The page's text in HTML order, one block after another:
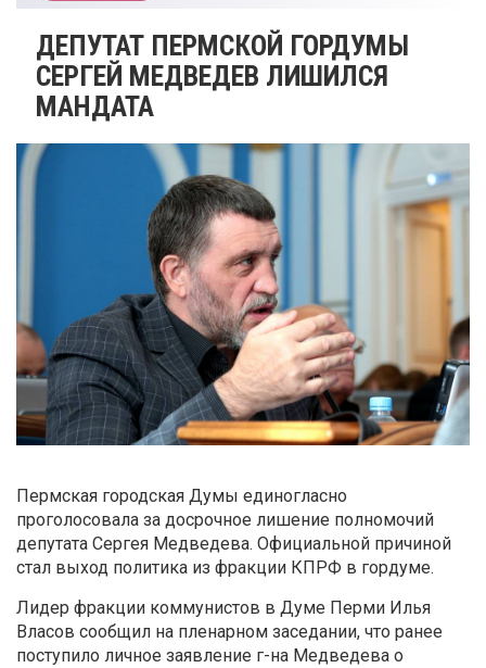
​ДЕПУТАТ ПЕРМСКОЙ ГОРДУМЫ
СЕРГЕЙ МЕДВЕДЕВ ЛИШИЛСЯ
МАНДАТА
Пермская городская Думы единогласно
проголосовала за досрочное лишение полномочий
депутата Сергея Медведева. Официальной причиной
стал выход политика из фракции КПРФ в гордуме.
Лидер фракции коммунистов в Думе Перми Илья
Власов сообщил на пленарном заседании, что ранее
поступило личное заявление г-на Медведева о